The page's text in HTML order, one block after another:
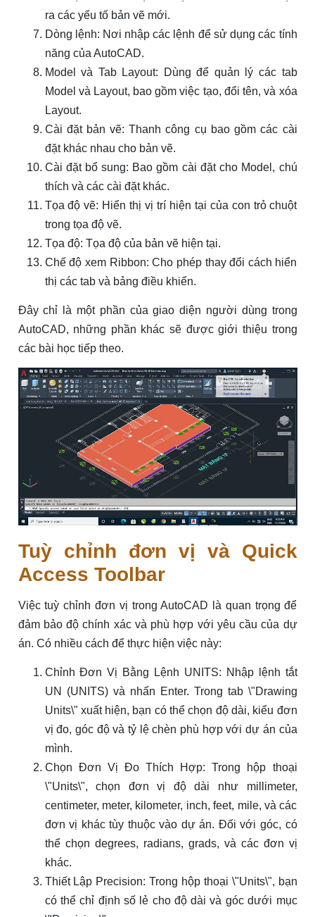
ra các yếu tố bản vẽ mới.
Dòng lệnh: Nơi nhập các lệnh để sử dụng các tính
năng của AutoCAD.
Model và Tab Layout: Dùng để quản lý các tab
Model và Layout, bao gồm việc tạo, đổi tên, và xóa
Layout.
Cài đặt bản vẽ: Thanh công cụ bao gồm các cài
đặt khác nhau cho bản vẽ.
Cài đặt bổ sung: Bao gồm cài đặt cho Model, chú
thích và các cài đặt khác.
Tọa độ vẽ: Hiển thị vị trí hiện tại của con trỏ chuột
trong tọa độ vẽ.
Tọa độ: Tọa độ của bản vẽ hiện tại.
Chế độ xem Ribbon: Cho phép thay đổi cách hiển
thị các tab và bảng điều khiển.
Đây chỉ là một phần của giao diện người dùng trong
AutoCAD, những phần khác sẽ được giới thiệu trong
các bài học tiếp theo.
Tuỳ chỉnh đơn vị và Quick
Access Toolbar
Việc tuỳ chỉnh đơn vị trong AutoCAD là quan trọng để
đảm bảo độ chính xác và phù hợp với yêu cầu của dự
án. Có nhiều cách để thực hiện việc này:
Chỉnh Đơn Vị Bằng Lệnh UNITS: Nhập lệnh tắt
UN (UNITS) và nhấn Enter. Trong tab \"Drawing
Units\" xuất hiện, bạn có thể chọn độ dài, kiểu đơn
vị đo, góc độ và tỷ lệ chèn phù hợp với dự án của
mình.
Chọn Đơn Vị Đo Thích Hợp: Trong hộp thoại
\"Units\", chọn đơn vị độ dài như millimeter,
centimeter, meter, kilometer, inch, feet, mile, và các
đơn vị khác tùy thuộc vào dự án. Đối với góc, có
thể chọn degrees, radians, grads, và các đơn vị
khác.
Thiết Lập Precision: Trong hộp thoại \"Units\", bạn
có thể chỉ định số lẻ cho độ dài và góc dưới mục